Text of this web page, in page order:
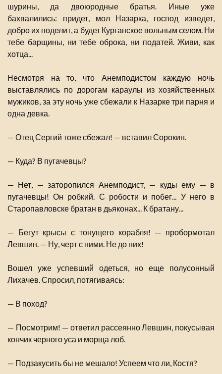
шурины, да двоюродные братья. Иные уже
бахвалились: придет, мол Назарка, господ изведет,
добро их поделит, а будет Курганское вольным селом. Ни
тебе барщины, ни тебе оброка, ни податей. Живи, как
хотца...
Несмотря на то, что Анемподистом каждую ночь
выставлялись по дорогам караулы из хозяйственных
мужиков, за эту ночь уже сбежали к Назарке три парня и
одна девка.
— Отец Сергий тоже сбежал! — вставил Сорокин.
— Куда? В пугачевцы?
— Нет, — заторопился Анемподист, — куды ему — в
пугачевцы! Он робкий. С робости и побег... У него в
Старопавловске братан в дьяконах... К братану...
— Бегут крысы с тонущего корабля! — пробормотал
Левшин. — Ну, черт с ними. Не до них!
Вошел уже успевший одеться, но еще полусонный
Лихачев. Спросил, потягиваясь:
— В поход?
— Посмотрим! — ответил рассеянно Левшин, покусывая
кончик черного уса и морща лоб.
— Подзакусить бы не мешало! Успеем что ли, Костя?